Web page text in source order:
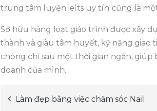
trung tâm luyện ielts uy tín cũng là
Sở hữu hàng loạt giáo trình được xây
thành và giàu tâm huyết, kỹ năng giao
chóng chỉ sau một thời gian ngắn,
doanh của mình.
Làm đẹp bằng việc chăm sóc Nail